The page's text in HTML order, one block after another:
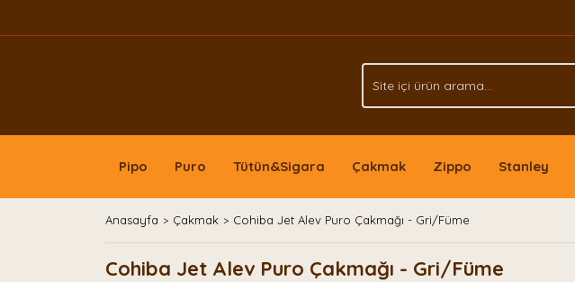
Pipo Puro Tütün&Sigara Çakmak Zippo Stanley
Anasayfa Çakmak Cohiba Jet Alev Puro Çakmağı - Gri/Füme
Cohiba Jet Alev Puro Çakmağı - Gri/Füme